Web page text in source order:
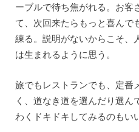
ーブルで待ち焦がれる。お客
て、次回来たらもっと喜んで
練る。説明がないからこそ、
は生まれるように思う。
旅でもレストランでも、定番
く、道なき道を選んだり選ん
わくドキドキしてみるのもい